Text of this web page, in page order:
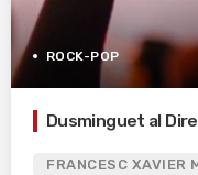
ROCK-POP
Dusminguet al
FRANCESC XAVIER